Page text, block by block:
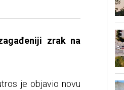
zrak na
je objavio novu